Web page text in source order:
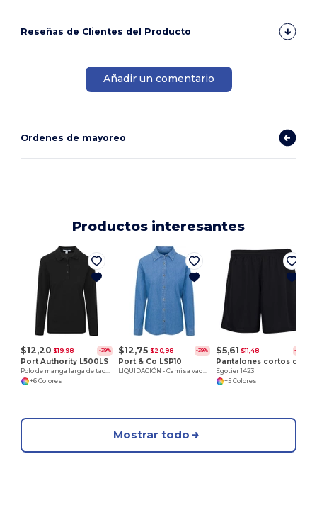
Reseñas de Clientes del Producto
Añadir un comentario
Ordenes de mayoreo
Productos interesantes
$12,20 $19,98 -39%
Port Authority L500LS
+6 Colores
$12,75 $20,98 -39%
Port & Co LSP10
$5,61 $11,48 -51%
Egotier 1423
+5 Colores
Mostrar todo